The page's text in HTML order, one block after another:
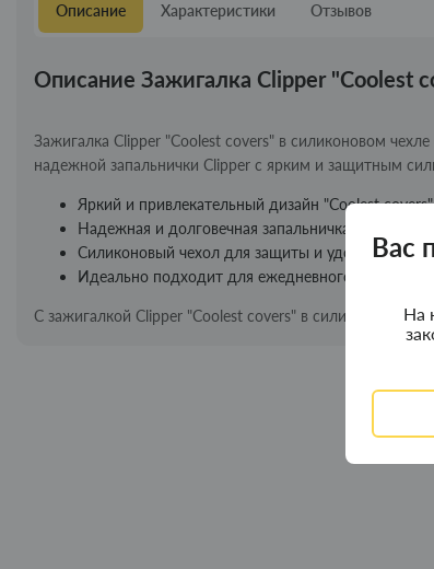
Вас
На
Описание Характеристики Отзывов
Описание Зажигалка Clipper "Coolest
Зажигалка Clipper "Coolest covers" в силиконовом
надежной запальнички Clipper с ярким и защитным
Яркий и привлекательный дизайн "Coolest covers"
Надежная и долговечная запальничка Clipper
Силиконовый чехол для защиты и удобства
Идеально подходит для ежедневного курения
С зажигалкой Clipper "Coolest covers" в силиконовом